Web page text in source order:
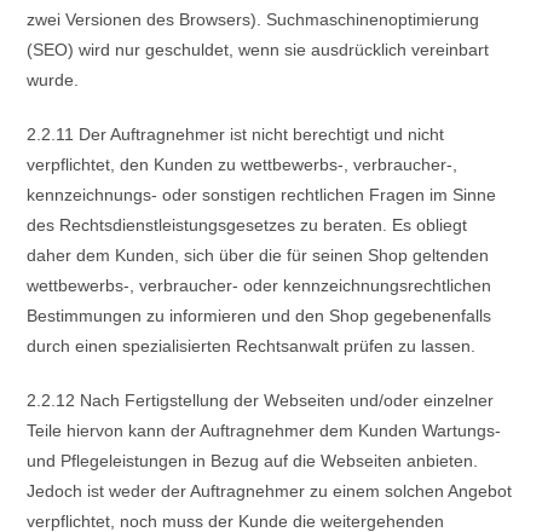
zwei Versionen des Browsers). Suchmaschinenoptimierung
(SEO) wird nur geschuldet, wenn sie ausdrücklich vereinbart
wurde.
2.2.11 Der Auftragnehmer ist nicht berechtigt und nicht
verpflichtet, den Kunden zu wettbewerbs-, verbraucher-,
kennzeichnungs- oder sonstigen rechtlichen Fragen im Sinne
des Rechtsdienstleistungsgesetzes zu beraten. Es obliegt
daher dem Kunden, sich über die für seinen Shop geltenden
wettbewerbs-, verbraucher- oder kennzeichnungsrechtlichen
Bestimmungen zu informieren und den Shop gegebenenfalls
durch einen spezialisierten Rechtsanwalt prüfen zu lassen.
2.2.12 Nach Fertigstellung der Webseiten und/oder einzelner
Teile hiervon kann der Auftragnehmer dem Kunden Wartungs-
und Pflegeleistungen in Bezug auf die Webseiten anbieten.
Jedoch ist weder der Auftragnehmer zu einem solchen Angebot
verpflichtet, noch muss der Kunde die weitergehenden